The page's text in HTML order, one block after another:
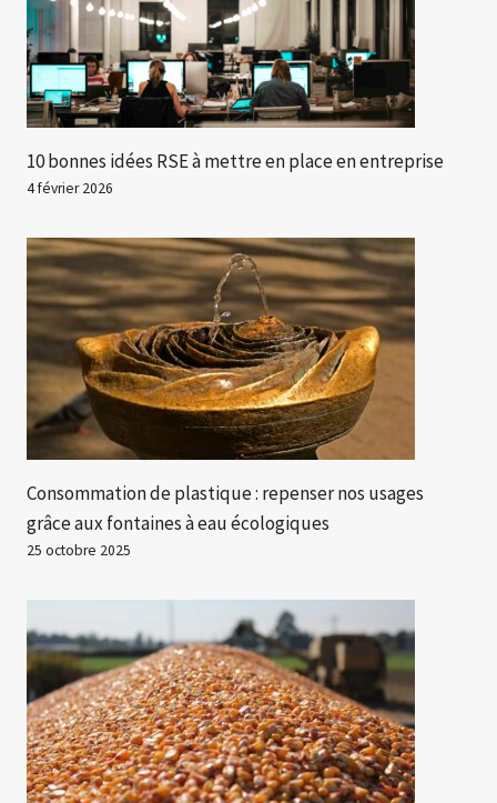
10 bonnes idées RSE à mettre en place en entreprise
4 février 2026
Consommation de plastique : repenser nos usages
grâce aux fontaines à eau écologiques
25 octobre 2025